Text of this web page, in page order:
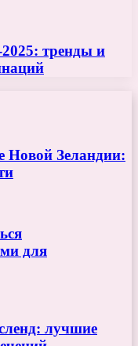
тренды и
Зеландии:
для
лучшие